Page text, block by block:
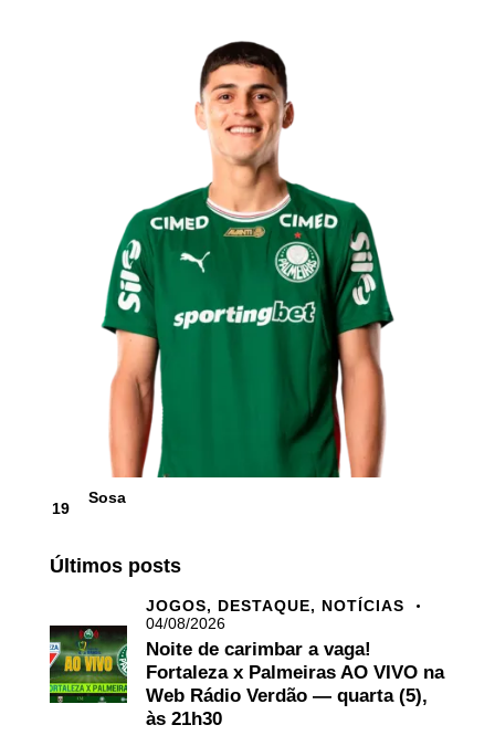
19
Sosa
Últimos posts
JOGOS, DESTAQUE, NOTÍCIAS
04/08/2026
Noite de carimbar a vaga!
Fortaleza x Palmeiras AO VIVO na
Web Rádio Verdão — quarta (5),
às 21h30